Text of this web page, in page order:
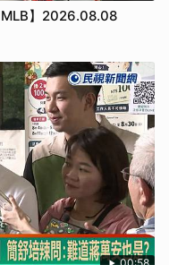
】2026.08.08